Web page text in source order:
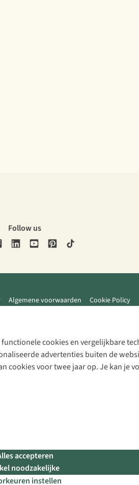
cookies en vergelijkbare
advertenties buiten de
voor twee jaar op. Je kan je
accepteren
noodzakelijke
instellen
Follow us
Algemene voorwaarden Cookie Policy